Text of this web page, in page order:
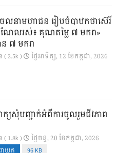
នាមហាជន រៀបចំបាឋកថាស៊េរី
ណែលរស់៖ គុណតម្លៃ ៧ មករា»
៧ មករា
( 2.5k ) ថ្ងៃ​អាទិត្យ, 12 ខែ​កក្កដា, 2026
ក្យសុំបញ្ជាក់អំពីការចូលរួមជីវភាព
( 1.8k ) ថ្ងៃ​ចន្ទ, 20 ខែ​កក្កដា, 2026
យក 96 KB